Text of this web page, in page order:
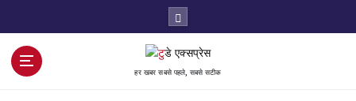
हर खबर सबसे पहले, सबसे सटीक